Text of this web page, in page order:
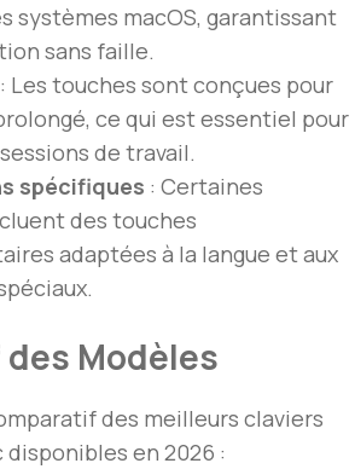
systèmes macOS, garantissant
sans faille.
: Les touches sont conçues pour
ce qui est essentiel pour
de travail.
spécifiques : Certaines
des touches
adaptées à la langue et aux
Modèles
des meilleurs claviers
disponibles en 2026 :